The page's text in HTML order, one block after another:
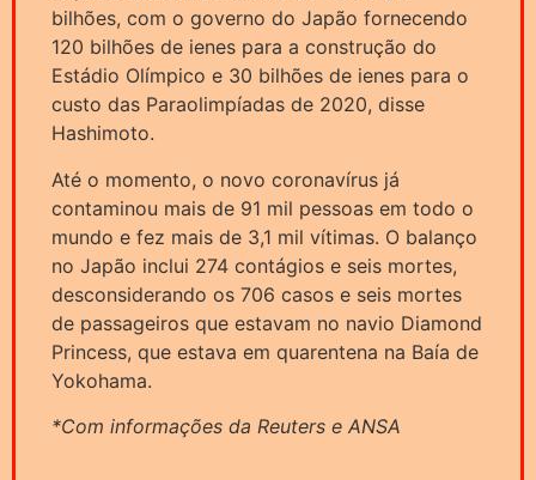
bilhões, com o governo do Japão fornecendo
120 bilhões de ienes para a construção do
Estádio Olímpico e 30 bilhões de ienes para o
custo das Paraolimpíadas de 2020, disse
Hashimoto.
Até o momento, o novo coronavírus já
contaminou mais de 91 mil pessoas em todo o
mundo e fez mais de 3,1 mil vítimas. O balanço
no Japão inclui 274 contágios e seis mortes,
desconsiderando os 706 casos e seis mortes
de passageiros que estavam no navio Diamond
Princess, que estava em quarentena na Baía de
Yokohama.
*Com informações da Reuters e ANSA